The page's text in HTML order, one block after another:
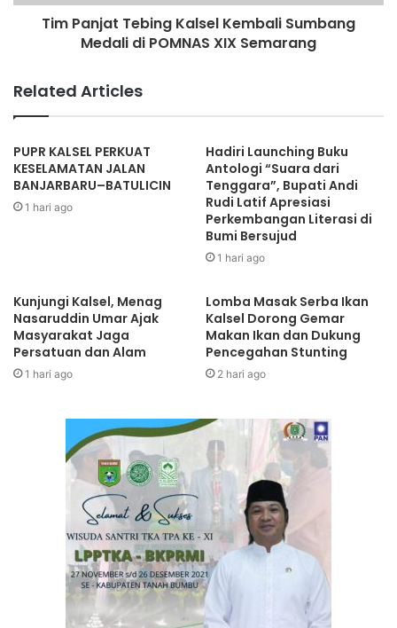
Tim Panjat Tebing Kalsel Kembali Sumbang
Medali di POMNAS XIX Semarang
Related Articles
PUPR KALSEL PERKUAT
KESELAMATAN JALAN
BANJARBARU–BATULICIN
1 hari ago
Hadiri Launching Buku
Antologi “Suara dari
Tenggara”, Bupati Andi
Rudi Latif Apresiasi
Perkembangan Literasi di
Bumi Bersujud
1 hari ago
Kunjungi Kalsel, Menag
Nasaruddin Umar Ajak
Masyarakat Jaga
Persatuan dan Alam
1 hari ago
Lomba Masak Serba Ikan
Kalsel Dorong Gemar
Makan Ikan dan Dukung
Pencegahan Stunting
2 hari ago